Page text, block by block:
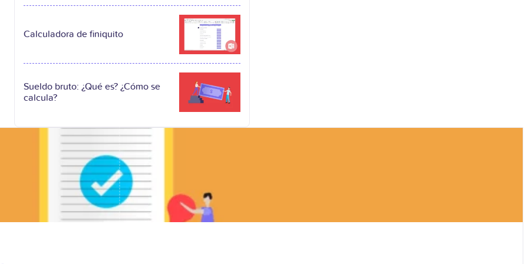
Calculadora de finiquito
Sueldo bruto: ¿Qué es? ¿Cómo se
calcula?